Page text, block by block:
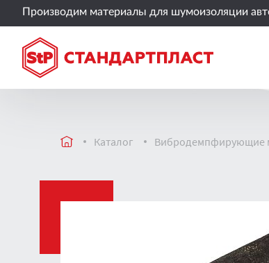
Производим материалы для шумоизоляции
Каталог Вибродемпфирующие